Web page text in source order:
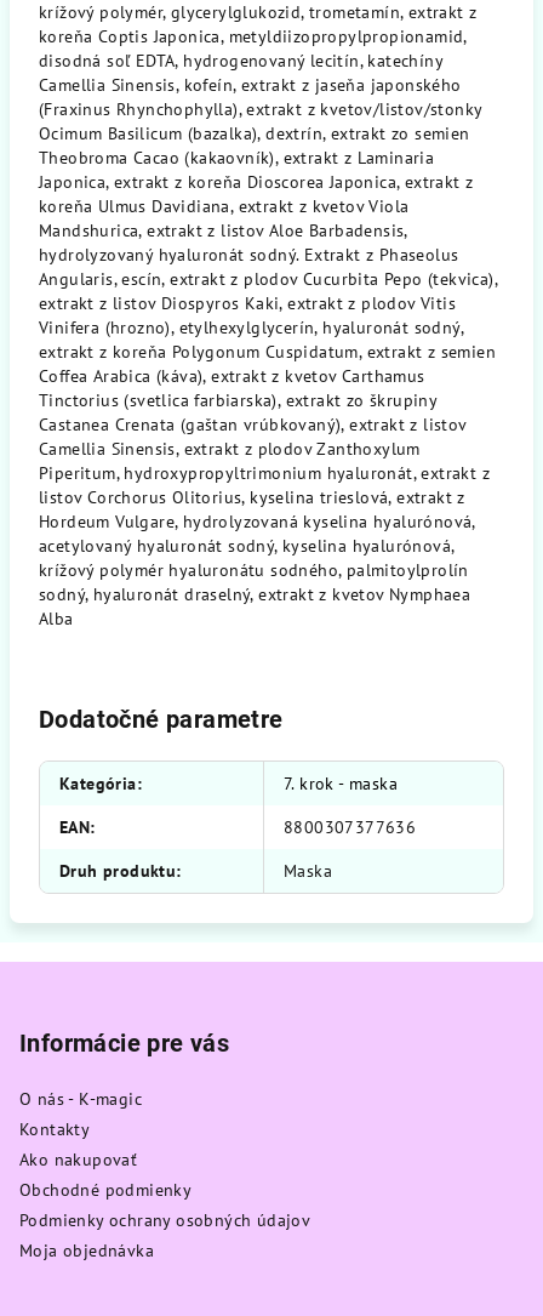
krížový polymér, glycerylglukozid, trometamín, extrakt z
koreňa Coptis Japonica, metyldiizopropylpropionamid,
disodná soľ EDTA, hydrogenovaný lecitín, katechíny
Camellia Sinensis, kofeín, extrakt z jaseňa japonského
(Fraxinus Rhynchophylla), extrakt z kvetov/listov/stonky
Ocimum Basilicum (bazalka), dextrín, extrakt zo semien
Theobroma Cacao (kakaovník), extrakt z Laminaria
Japonica, extrakt z koreňa Dioscorea Japonica, extrakt z
koreňa Ulmus Davidiana, extrakt z kvetov Viola
Mandshurica, extrakt z listov Aloe Barbadensis,
hydrolyzovaný hyaluronát sodný. Extrakt z Phaseolus
Angularis, escín, extrakt z plodov Cucurbita Pepo (tekvica),
extrakt z listov Diospyros Kaki, extrakt z plodov Vitis
Vinifera (hrozno), etylhexylglycerín, hyaluronát sodný,
extrakt z koreňa Polygonum Cuspidatum, extrakt z semien
Coffea Arabica (káva), extrakt z kvetov Carthamus
Tinctorius (svetlica farbiarska), extrakt zo škrupiny
Castanea Crenata (gaštan vrúbkovaný), extrakt z listov
Camellia Sinensis, extrakt z plodov Zanthoxylum
Piperitum, hydroxypropyltrimonium hyaluronát, extrakt z
listov Corchorus Olitorius, kyselina trieslová, extrakt z
Hordeum Vulgare, hydrolyzovaná kyselina hyalurónová,
acetylovaný hyaluronát sodný, kyselina hyalurónová,
krížový polymér hyaluronátu sodného, ​​palmitoylprolín
sodný, hyaluronát draselný, extrakt z kvetov Nymphaea
Alba
Dodatočné parametre
Kategória:
7. krok - maska
EAN:
8800307377636
Druh produktu: Maska
Informácie pre vás
O nás - K-magic
Kontakty
Ako nakupovať
Obchodné podmienky
Podmienky ochrany osobných údajov
Moja objednávka